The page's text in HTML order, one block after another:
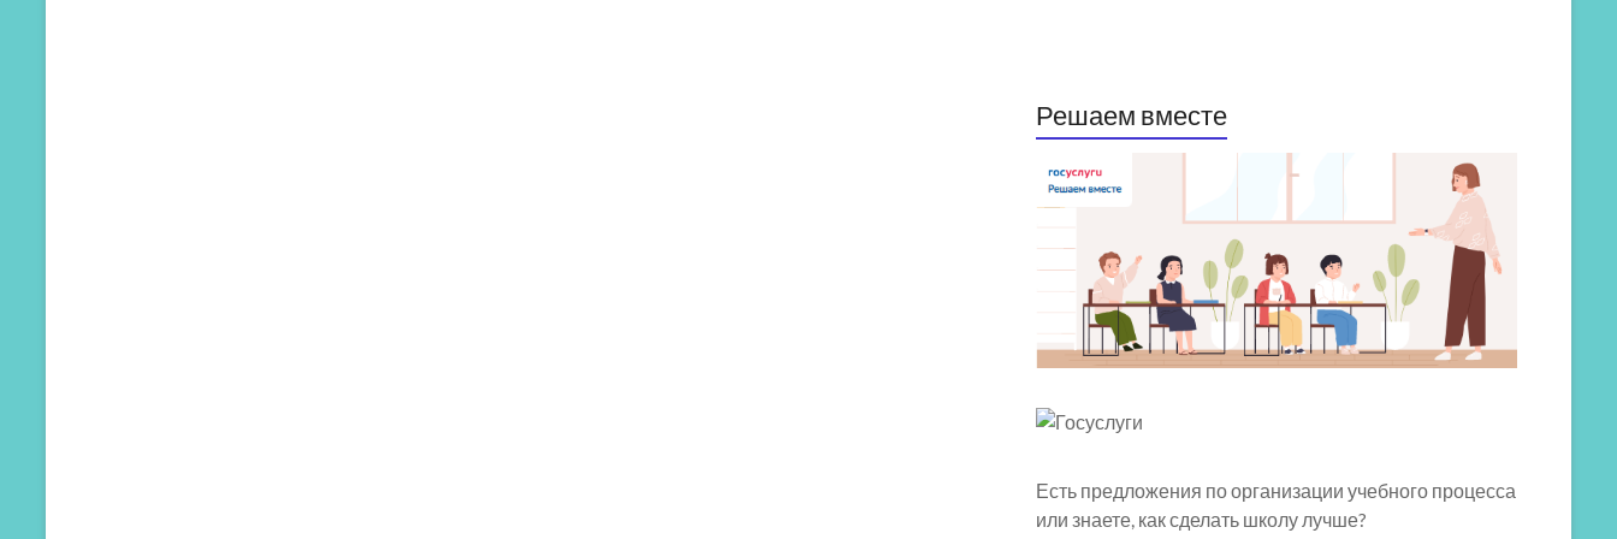
Решаем вместе
Есть предложения по организации учебного процесса
или знаете, как сделать школу лучше?